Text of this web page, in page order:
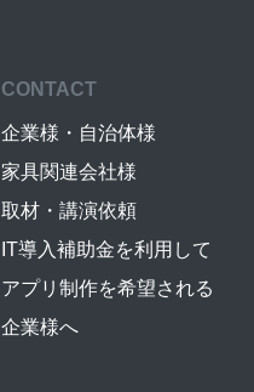
CONTACT
企業様・自治体様
家具関連会社様
取材・講演依頼
IT導入補助金を利用して
アプリ制作を希望される
企業様へ